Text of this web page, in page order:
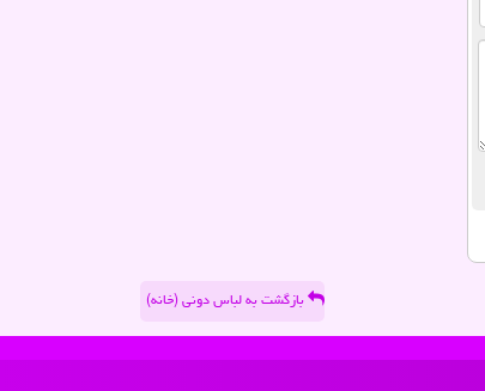
بازگشت به لباس دونی (خانه)